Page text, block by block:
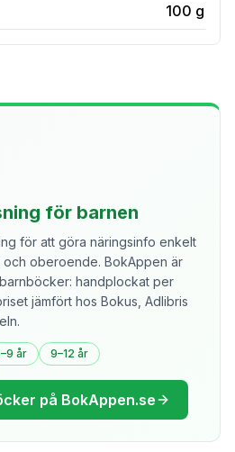
100 g
för barnen
för att göra näringsinfo enkelt
och oberoende. BokAppen är
handplockat per
jämfört hos Bokus, Adlibris
år 9–12 år
på BokAppen.se